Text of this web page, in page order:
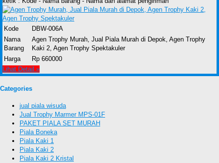
Kode
DBW-006A
Nama
Barang
Agen Trophy Murah, Jual Piala Murah di Depok, Agen Trophy
Kaki 2, Agen Trophy Spektakuler
Harga
Rp 660000
Lihat Detail »
Categories
jual piala wisuda
Jual Trophy Marmer MPS-01F
PAKET PIALA SET MURAH
Piala Boneka
Piala Kaki 1
Piala Kaki 2
Piala Kaki 2 Kristal